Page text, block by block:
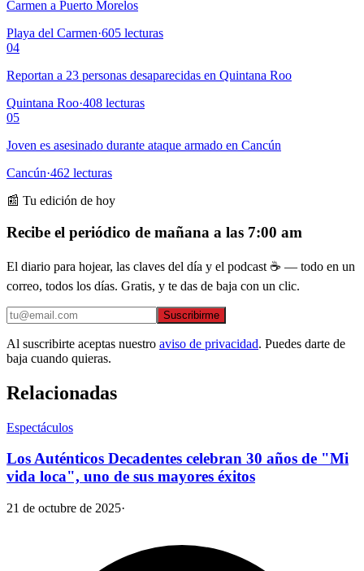
Carmen a Puerto Morelos
Playa del Carmen·605 lecturas
04
Reportan a 23 personas desaparecidas en Quintana Roo
Quintana Roo·408 lecturas
05
Joven es asesinado durante ataque armado en Cancún
Cancún·462 lecturas
📰 Tu edición de hoy
Recibe el periódico de mañana a las 7:00 am
El diario para hojear, las claves del día y el podcast ☕ — todo en un
correo, todos los días. Gratis, y te das de baja con un clic.
Suscribirme
Al suscribirte aceptas nuestro aviso de privacidad. Puedes darte de
baja cuando quieras.
Relacionadas
Espectáculos
Los Auténticos Decadentes celebran 30 años de "Mi
vida loca", uno de sus mayores éxitos
21 de octubre de 2025·